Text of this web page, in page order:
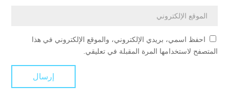
احفظ اسمي، بريدي الإلكتروني، والموقع الإلكتروني في هذا
المتصفح لاستخدامها المرة المقبلة في تعليقي.